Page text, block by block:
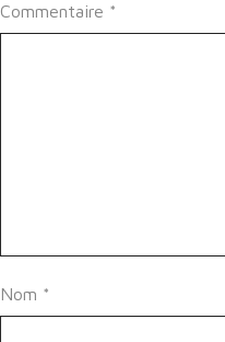
Commentaire *
Nom *